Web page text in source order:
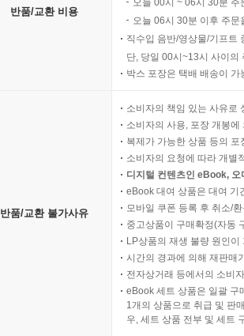
반품/교환 비용
오늘 00시 ~ 06시 30분
오늘 06시 30분 이후 주
직수입 음반/영상물/기프트
단, 당일 00시~13시 사이의
박스 포장은 택배 배송이
반품/교환 불가사유
소비자의 책임 있는 사유로
소비자의 사용, 포장 개봉
복제가 가능한 상품 등의
소비자의 요청에 따라 개별
디지털 컨텐츠인 eBook,
eBook 대여 상품은 대여 기
모바일 쿠폰 등록 후 취소/
중고상품이 구매확정(자동
LP상품의 재생 불량 원인
시간의 경과에 의해 재판매
전자상거래 등에서의 소비
eBook 세트 상품은 일괄 구
1개의 상품으로 취급 및 판
우, 세트 상품 전부 및 세트